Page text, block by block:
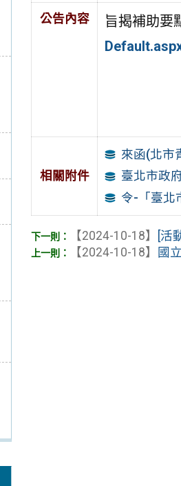
公告內容 旨揭補助要
相關附件
來函(北市
臺北市政
令-「臺北
【2024-10-18】
[活
【2024-10-18】
國